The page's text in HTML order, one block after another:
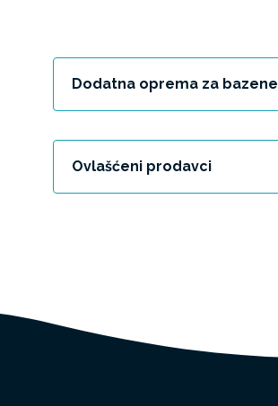
Dodatna oprema za bazene
Ovlašćeni prodavci